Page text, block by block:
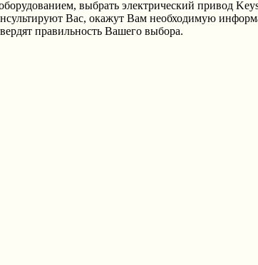
выбрать электрический привод
Вас, окажут Вам необходимую
правильность Вашего выбора.